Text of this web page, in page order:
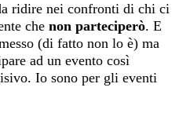
ridire nei confronti di chi ci
che non parteciperò. E
(di fatto non lo è) ma
ad un evento così
Io sono per gli eventi